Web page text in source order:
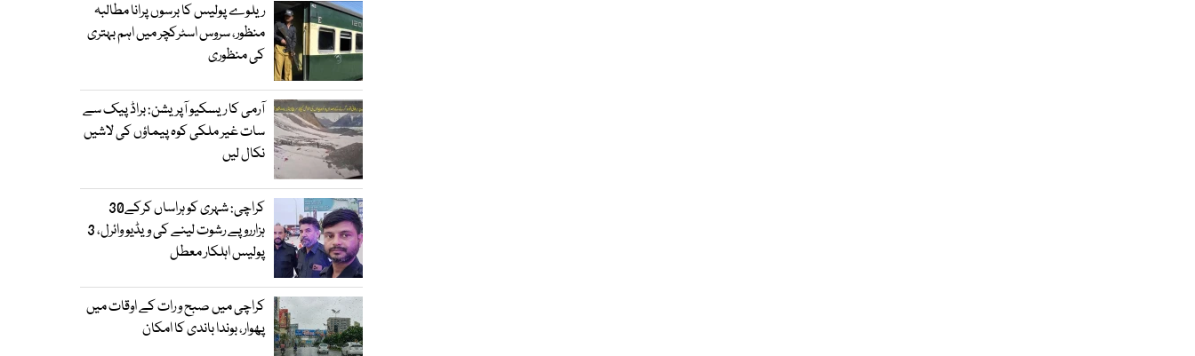
ریلوے پولیس کا برسوں پرانا مطالبہ
منظور، سروس اسٹرکچر میں اہم بہتری
کی منظوری
آرمی کا ریسکیو آپریشن: براڈ پیک سے
سات غیر ملکی کوہ پیماؤں کی لاشیں
نکال لیں
کراچی: شہری کو ہراساں کرکے30
ہزارروپے رشوت لینے کی ویڈیو وائرل، 3
پولیس اہلکار معطل
کراچی میں صبح و رات کے اوقات میں
پھوار، بوندا باندی کا امکان